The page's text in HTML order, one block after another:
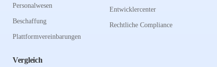
Personalwesen
Beschaffung
Plattformvereinbarungen
Vergleich
Entwicklercenter
Rechtliche Compliance